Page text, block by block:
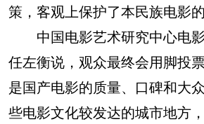
策，客观上保护了本民族电影的
中国电影艺术研究中心电
任左衡说，观众最终会用脚投
是国产电影的质量、口碑和大
些电影文化较发达的城市地方